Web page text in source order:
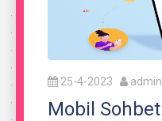
25-4-2023 admin
Mobil Sohbet